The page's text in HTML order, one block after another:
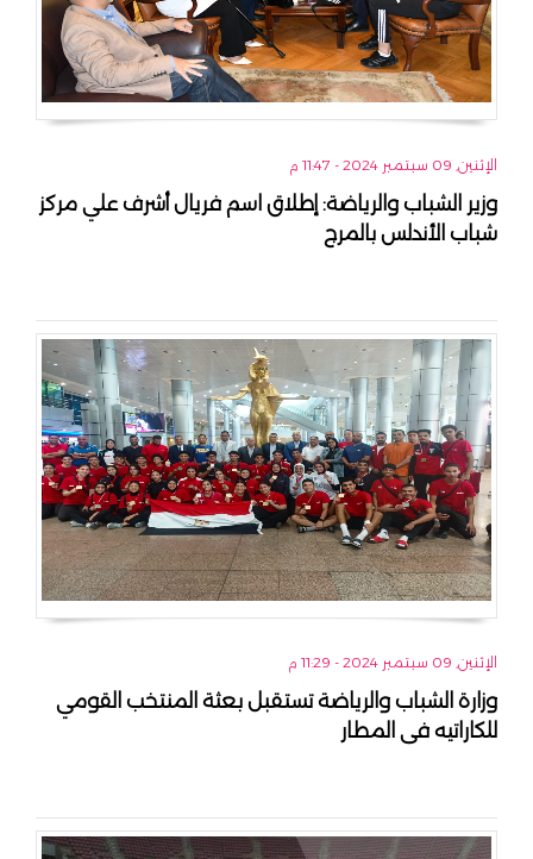
الإثنين, 09 سبتمبر 2024 - 11:47 م
وزير الشباب والرياضة: إطلاق اسم فريال أشرف علي مركز
شباب الأندلس بالمرج
الإثنين, 09 سبتمبر 2024 - 11:29 م
وزارة الشباب والرياضة تستقبل بعثة المنتخب القومي
للكاراتيه فى المطار